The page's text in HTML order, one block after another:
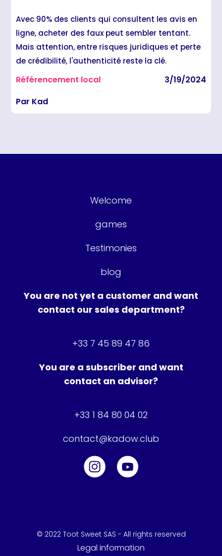
Avec 90% des clients qui consultent les avis en
ligne, acheter des faux peut sembler tentant.
Mais attention, entre risques juridiques et perte
de crédibilité, l'authenticité reste la clé.
Référencement local
3/19/2024
Par Kad
Welcome
games
Testimonies
blog
You are not yet a customer and want
contact our sales department?
+33 7 45 89 47 86
You are a subscriber and want
contact an advisor?
+33 1 84 80 04 02
contact@kadow.club
© 2022 Toot Sweet SAS - All rights reserved
Legal information